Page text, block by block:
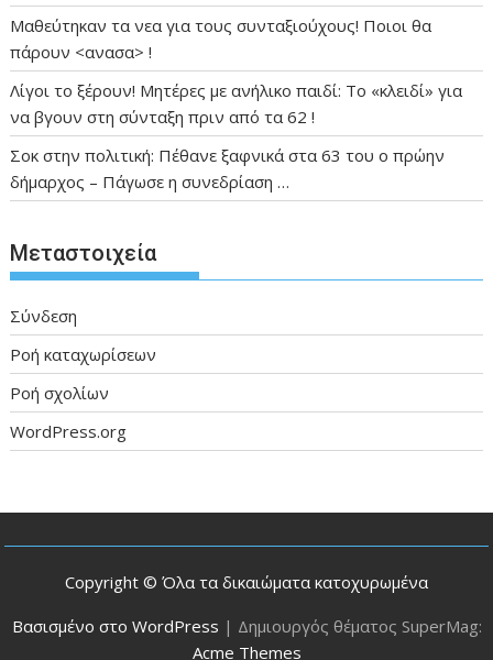
Μαθεύτηκαν τα νεα για τους συνταξιούχους! Ποιοι θα
πάρουν <ανασα> !
Λίγοι το ξέρουν! Μητέρες με ανήλικο παιδί: Το «κλειδί» για
να βγουν στη σύνταξη πριν από τα 62 !
Σοκ στην πολιτική: Πέθανε ξαφνικά στα 63 του ο πρώην
δήμαρχος – Πάγωσε η συνεδρίαση …
Μεταστοιχεία
Σύνδεση
Ροή καταχωρίσεων
Ροή σχολίων
WordPress.org
Copyright © Όλα τα δικαιώματα κατοχυρωμένα
Βασισμένο στο WordPress | Δημιουργός θέματος SuperMag:
Acme Themes